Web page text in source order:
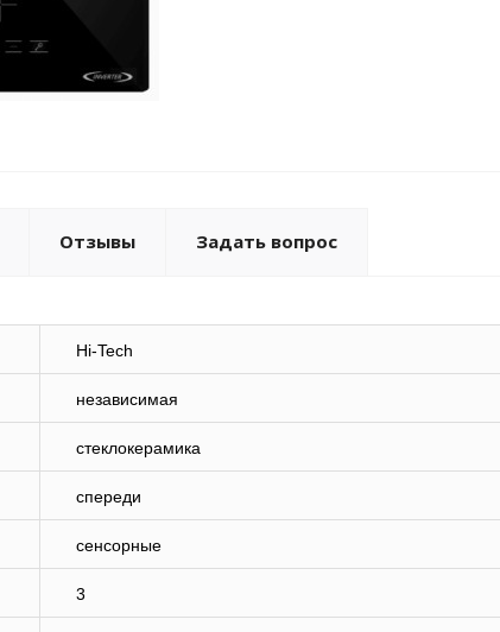
Отзывы Задать вопрос
Hi-Tech
независимая
стеклокерамика
спереди
сенсорные
3